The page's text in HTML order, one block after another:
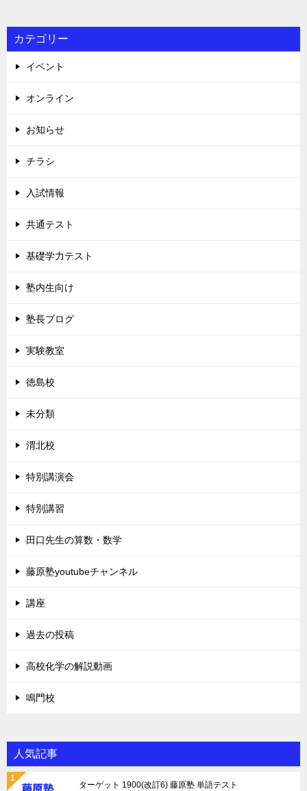
カテゴリー
イベント
オンライン
お知らせ
チラシ
入試情報
共通テスト
基礎学力テスト
塾内生向け
塾長ブログ
実験教室
徳島校
未分類
渭北校
特別講演会
特別講習
田口先生の算数・数学
藤原塾youtubeチャンネル
講座
過去の投稿
高校化学の解説動画
鳴門校
人気記事
ターゲット 1900(改訂6) 藤原塾 単語テスト